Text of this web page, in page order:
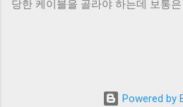
너무 많이 사용됐다. 따라서 USB 3.x
니 별도의 충전 포트를 만드는 것보
브랜드마다 독자적인 USB를 통한
만들어 USB 충전기를 표준의 영역으
당한 케이블을 골라야 하는데 보통은
가 있을까? 3.2 Gen 1은 3.1 Gen 2
USB 3.0보다 발전됐고, USB 3.2는
Powered by